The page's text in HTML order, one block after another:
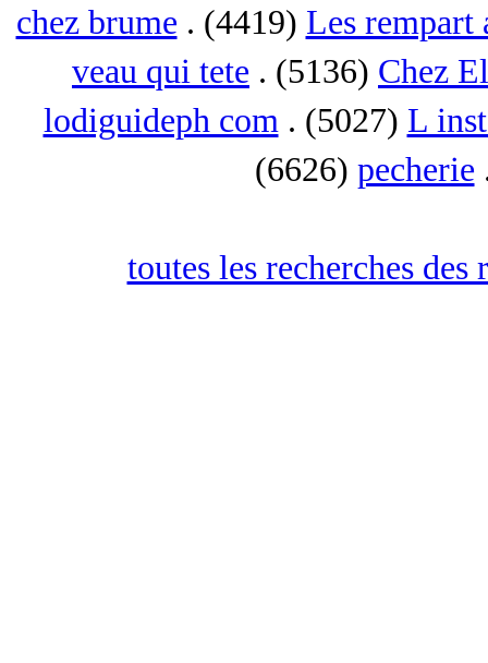
chez brume . (4419) Les rempart
veau qui tete . (5136) Chez
lodiguideph com. (5027) L
(6626) pecherie
toutes les recherches